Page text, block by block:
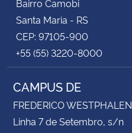
Bairro Camobi
Santa Maria - RS
CEP: 97105-900
+55 (55) 3220-8000
CAMPUS DE
FREDERICO WESTPHALEN
Linha 7 de Setembro, s/n